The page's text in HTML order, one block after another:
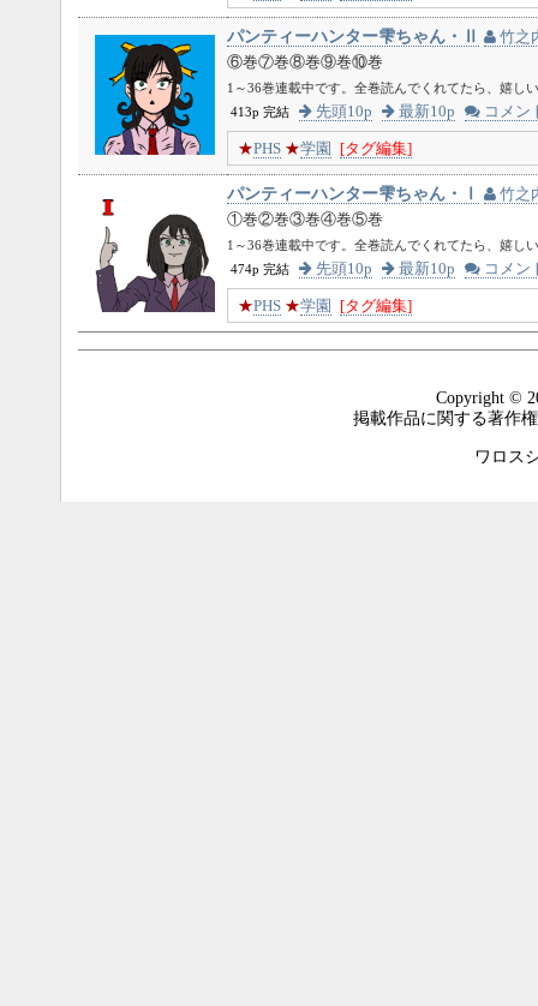
パンティーハンター雫ちゃん・Ⅱ
竹之
⑥巻⑦巻⑧巻⑨巻⑩巻
1～36巻連載中です。全巻読んでくれてたら、嬉し
413p 完結
先頭10p 最新10p コメン
★PHS ★学園 [タグ編集]
パンティーハンター雫ちゃん・Ⅰ
竹之
①巻②巻③巻④巻⑤巻
1～36巻連載中です。全巻読んでくれてたら、嬉し
474p 完結
先頭10p 最新10p コメン
★PHS ★学園 [タグ編集]
Copyright ©
掲載作品に関する著作
ワロス